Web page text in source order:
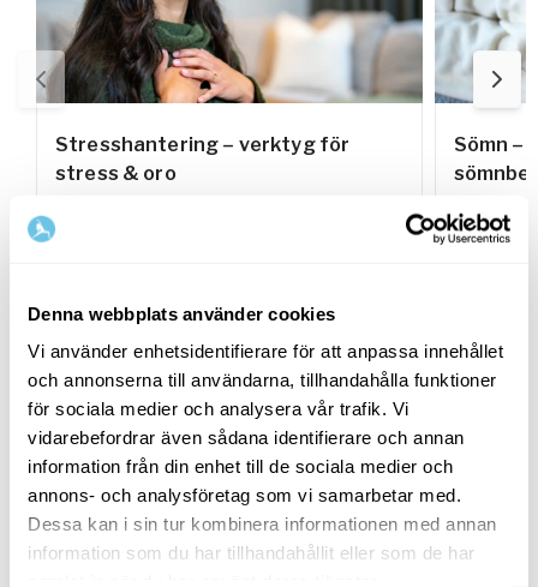
Denna webbplats använder cookies
Vi använder enhetsidentifierare för att anpassa innehållet
och annonserna till användarna, tillhandahålla funktioner
för sociala medier och analysera vår trafik. Vi
vidarebefordrar även sådana identifierare och annan
information från din enhet till de sociala medier och
annons- och analysföretag som vi samarbetar med.
Dessa kan i sin tur kombinera informationen med annan
information som du har tillhandahållit eller som de har
Stresshantering – verktyg för
stress & oro
Sömn –
På
vill lära
Relaterade utmaningar
12 dagar